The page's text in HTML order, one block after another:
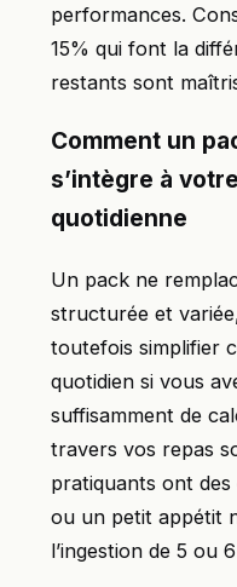
performances.
15% qui font la
restants sont
Comment un
s’intègre à
quotidienne
Un pack ne
structurée et
toutefois simplifier
quotidien si vous
suffisamment de
travers vos repas
pratiquants ont
ou un petit appétit
l’ingestion de 5 ou